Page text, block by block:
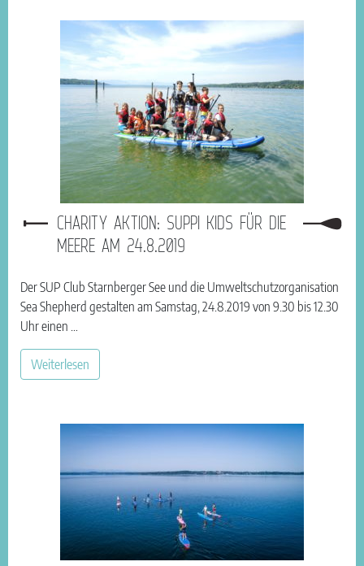
CHARITY AKTION: SUPPI KIDS FÜR DIE
MEERE AM 24.8.2019
Der SUP Club Starnberger See und die Umweltschutzorganisation
Sea Shepherd gestalten am Samstag, 24.8.2019 von 9.30 bis 12.30
Uhr einen …
Weiterlesen